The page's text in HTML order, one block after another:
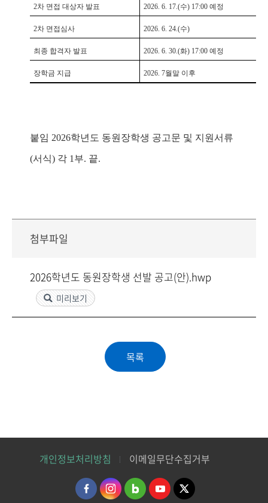
2차 면접 대상자 발표 2026. 6. 17.(수) 17:00 예정
2차 면접심사 2026. 6. 24.(수)
최종 합격자 발표 2026. 6. 30.(화) 17:00 예정
장학금 지급 2026. 7월말 이후
붙임 2026학년도 동원장학생 공고문 및 지원서류
(서식) 각 1 부. 끝.
첨부파일
2026학년도 동원장학생 선발 공고(안).hwp
미리보기
개인정보처리방침 이메일무단수집거부